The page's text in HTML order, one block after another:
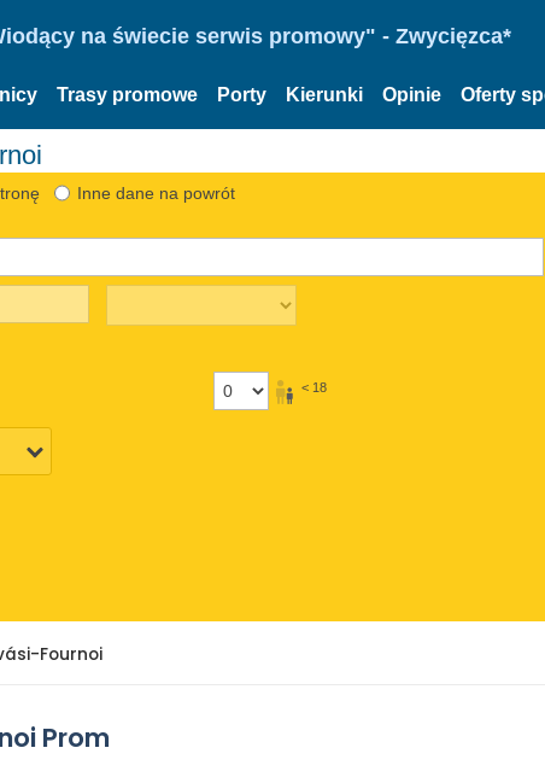
na świecie serwis promowy" - Zwycięzca*
Trasy promowe Porty Kierunki Opinie Oferty
Inne dane na powrót
< 18
Fournoi
Prom